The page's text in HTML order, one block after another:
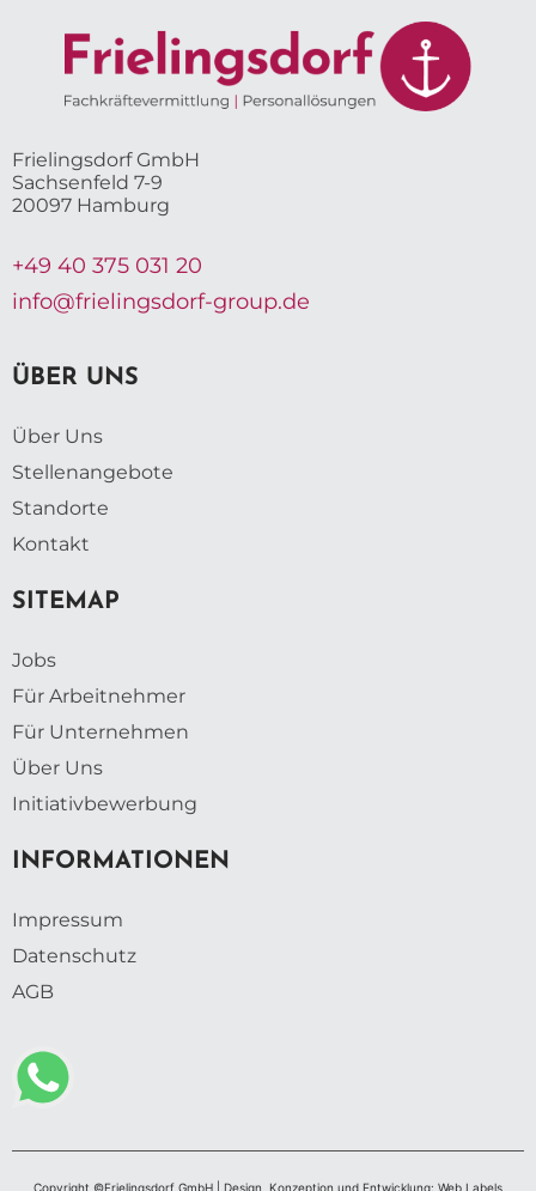
Frielingsdorf GmbH
Sachsenfeld 7-9
20097 Hamburg
+49 40 375 031 20
info@frielingsdorf-group.de
ÜBER UNS
Über Uns
Stellenangebote
Standorte
Kontakt
SITEMAP
Jobs
Für Arbeitnehmer
Für Unternehmen
Über Uns
Initiativbewerbung
INFORMATIONEN
Impressum
Datenschutz
AGB
Copyright ©Frielingsdorf GmbH | Design, Konzeption und Entwicklung: Web Labels